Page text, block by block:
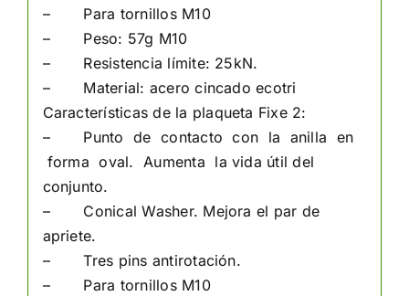
– Para tornillos M10
– Peso: 57g M10
– Resistencia límite: 25kN.
– Material: acero cincado ecotri
Características de la plaqueta Fixe 2:
– Punto de contacto con la anilla en
forma oval. Aumenta la vida útil del
conjunto.
– Conical Washer. Mejora el par de
apriete.
– Tres pins antirotación.
– Para tornillos M10